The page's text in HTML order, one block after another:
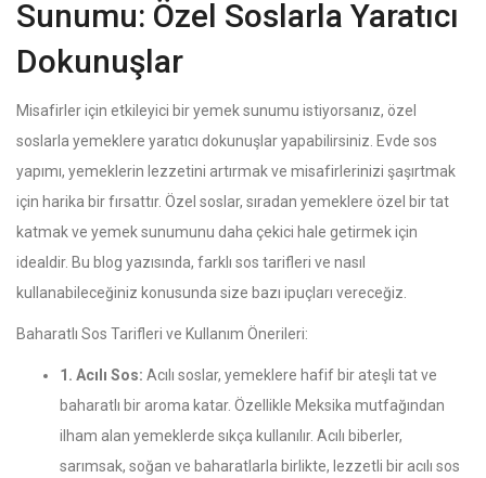
Sunumu: Özel Soslarla Yaratıcı
Dokunuşlar
Misafirler için etkileyici bir yemek sunumu istiyorsanız, özel
soslarla yemeklere yaratıcı dokunuşlar yapabilirsiniz. Evde sos
yapımı, yemeklerin lezzetini artırmak ve misafirlerinizi şaşırtmak
için harika bir fırsattır. Özel soslar, sıradan yemeklere özel bir tat
katmak ve yemek sunumunu daha çekici hale getirmek için
idealdir. Bu blog yazısında, farklı sos tarifleri ve nasıl
kullanabileceğiniz konusunda size bazı ipuçları vereceğiz.
Baharatlı Sos Tarifleri ve Kullanım Önerileri:
1. Acılı Sos: Acılı soslar, yemeklere hafif bir ateşli tat ve
baharatlı bir aroma katar. Özellikle Meksika mutfağından
ilham alan yemeklerde sıkça kullanılır. Acılı biberler,
sarımsak, soğan ve baharatlarla birlikte, lezzetli bir acılı sos